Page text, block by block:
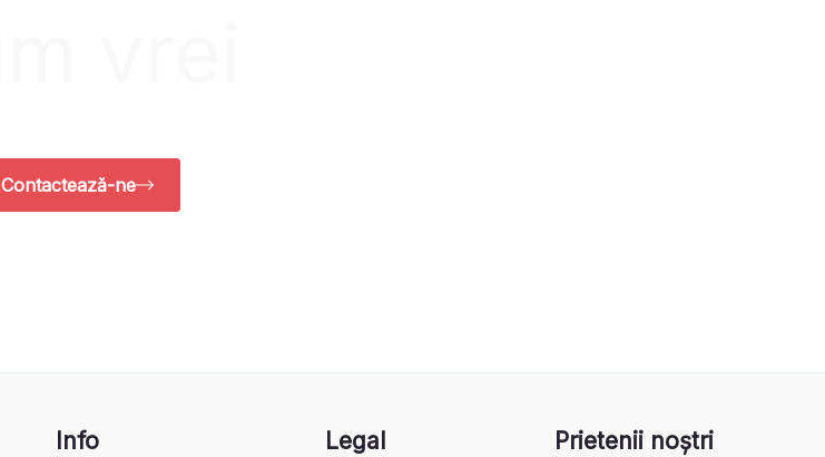
Contactează-ne
Info Legal Prietenii noștri